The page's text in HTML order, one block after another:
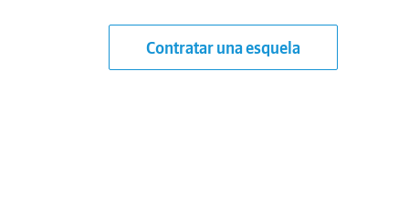
Contratar una esquela